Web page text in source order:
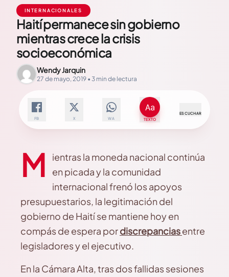
INTERNACIONALES
Haití permanece sin gobierno
mientras crece la crisis
socioeconómica
Wendy Jarquin
27 de mayo, 2019 • 3 min de lectura
FB X WA TEXTO
ESCUCHAR
M
ientras la moneda nacional continúa
en picada y la comunidad
internacional frenó los apoyos
presupuestarios, la legitimación del
gobierno de Haití se mantiene hoy en
compás de espera pordiscrepanciasentre
legisladores y el ejecutivo.
En la Cámara Alta, tras dos fallidas sesiones